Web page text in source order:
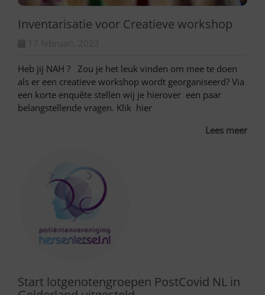
Inventarisatie voor Creatieve workshop
Heb jij NAH ? Zou je het leuk vinden om mee te doen
als er een creatieve workshop wordt georganiseerd? Via
een korte enquête stellen wij je hierover een paar
belangstellende vragen. Klik hier
Lees meer
Start lotgenotengroepen PostCovid NL in